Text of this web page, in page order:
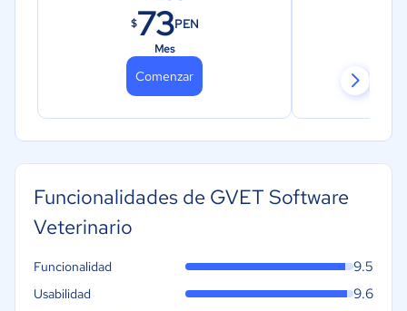
$73PEN
Mes
Comenzar
Funcionalidades de GVET Software
Veterinario
Funcionalidad 9.5
Usabilidad 9.6